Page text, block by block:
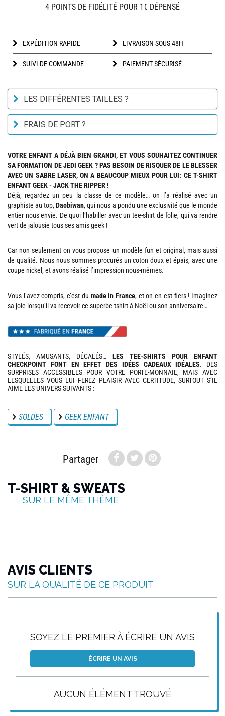
4 POINTS DE FIDÉLITÉ POUR 1€ DÉPENSÉ
EXPÉDITION RAPIDE LIVRAISON SOUS 48H
SUIVI DE COMMANDE PAIEMENT SÉCURISÉ
LES DIFFÉRENTES TAILLES ?
FRAIS DE PORT ?
VOTRE ENFANT A DÉJÀ BIEN GRANDI, ET VOUS SOUHAITEZ CONTINUER
SA FORMATION DE JEDI GEEK ? PAS BESOIN DE RISQUER DE LE BLESSER
AVEC UN SABRE LASER, ON A BEAUCOUP MIEUX POUR LUI: CE T-SHIRT
ENFANT GEEK - JACK THE RIPPER !
Déjà, regardez un peu la classe de ce modèle… on l’a réalisé avec un
graphiste au top,Daobiwan, qui nous a pondu une exclusivité que le monde
entier nous envie. De quoi l’habiller avec un tee-shirt de folie, qui va rendre
vert de jalousie tous ses amis geek !
Car non seulement on vous propose un modèle fun et original, mais aussi
de qualité. Nous nous sommes procurés un coton doux et épais, avec une
coupe nickel, et avons réalisé l’impression nous-mêmes.
Vous l’avez compris, c’est du made in France, et on en est fiers ! Imaginez
sa joie lorsqu’il va recevoir ce superbe tshirt à Noël ou son anniversaire…
STYLÉS, AMUSANTS, DÉCALÉS… LES TEE-SHIRTS POUR ENFANT
CHECKPOINT FONT EN EFFET DES IDÉES CADEAUX IDÉALES. DES
SURPRISES ACCESSIBLES POUR VOTRE PORTE-MONNAIE, MAIS AVEC
LESQUELLES VOUS LUI FEREZ PLAISIR AVEC CERTITUDE, SURTOUT S’IL
AIME LES UNIVERS SUIVANTS :
SOLDES GEEK ENFANT
Partager
T-SHIRT & SWEATS
SUR LE MÊME THÈME
AVIS CLIENTS
SUR LA QUALITÉ DE CE PRODUIT
SOYEZ LE PREMIER À ÉCRIRE UN AVIS
ÉCRIRE UN AVIS
AUCUN ÉLÉMENT TROUVÉ